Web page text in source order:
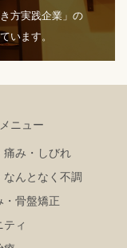
方実践企業」の
ます。
ニュー
痛み・しびれ
なんとなく不調
・骨盤矯正
ティ